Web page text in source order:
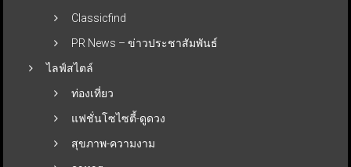
Classicfind
PR News – ข่าวประชาสัมพันธ์
ไลฟ์สไตล์
ท่องเที่ยว
แฟชั่นโซไซตี้-ดูดวง
สุขภาพ-ความงาม